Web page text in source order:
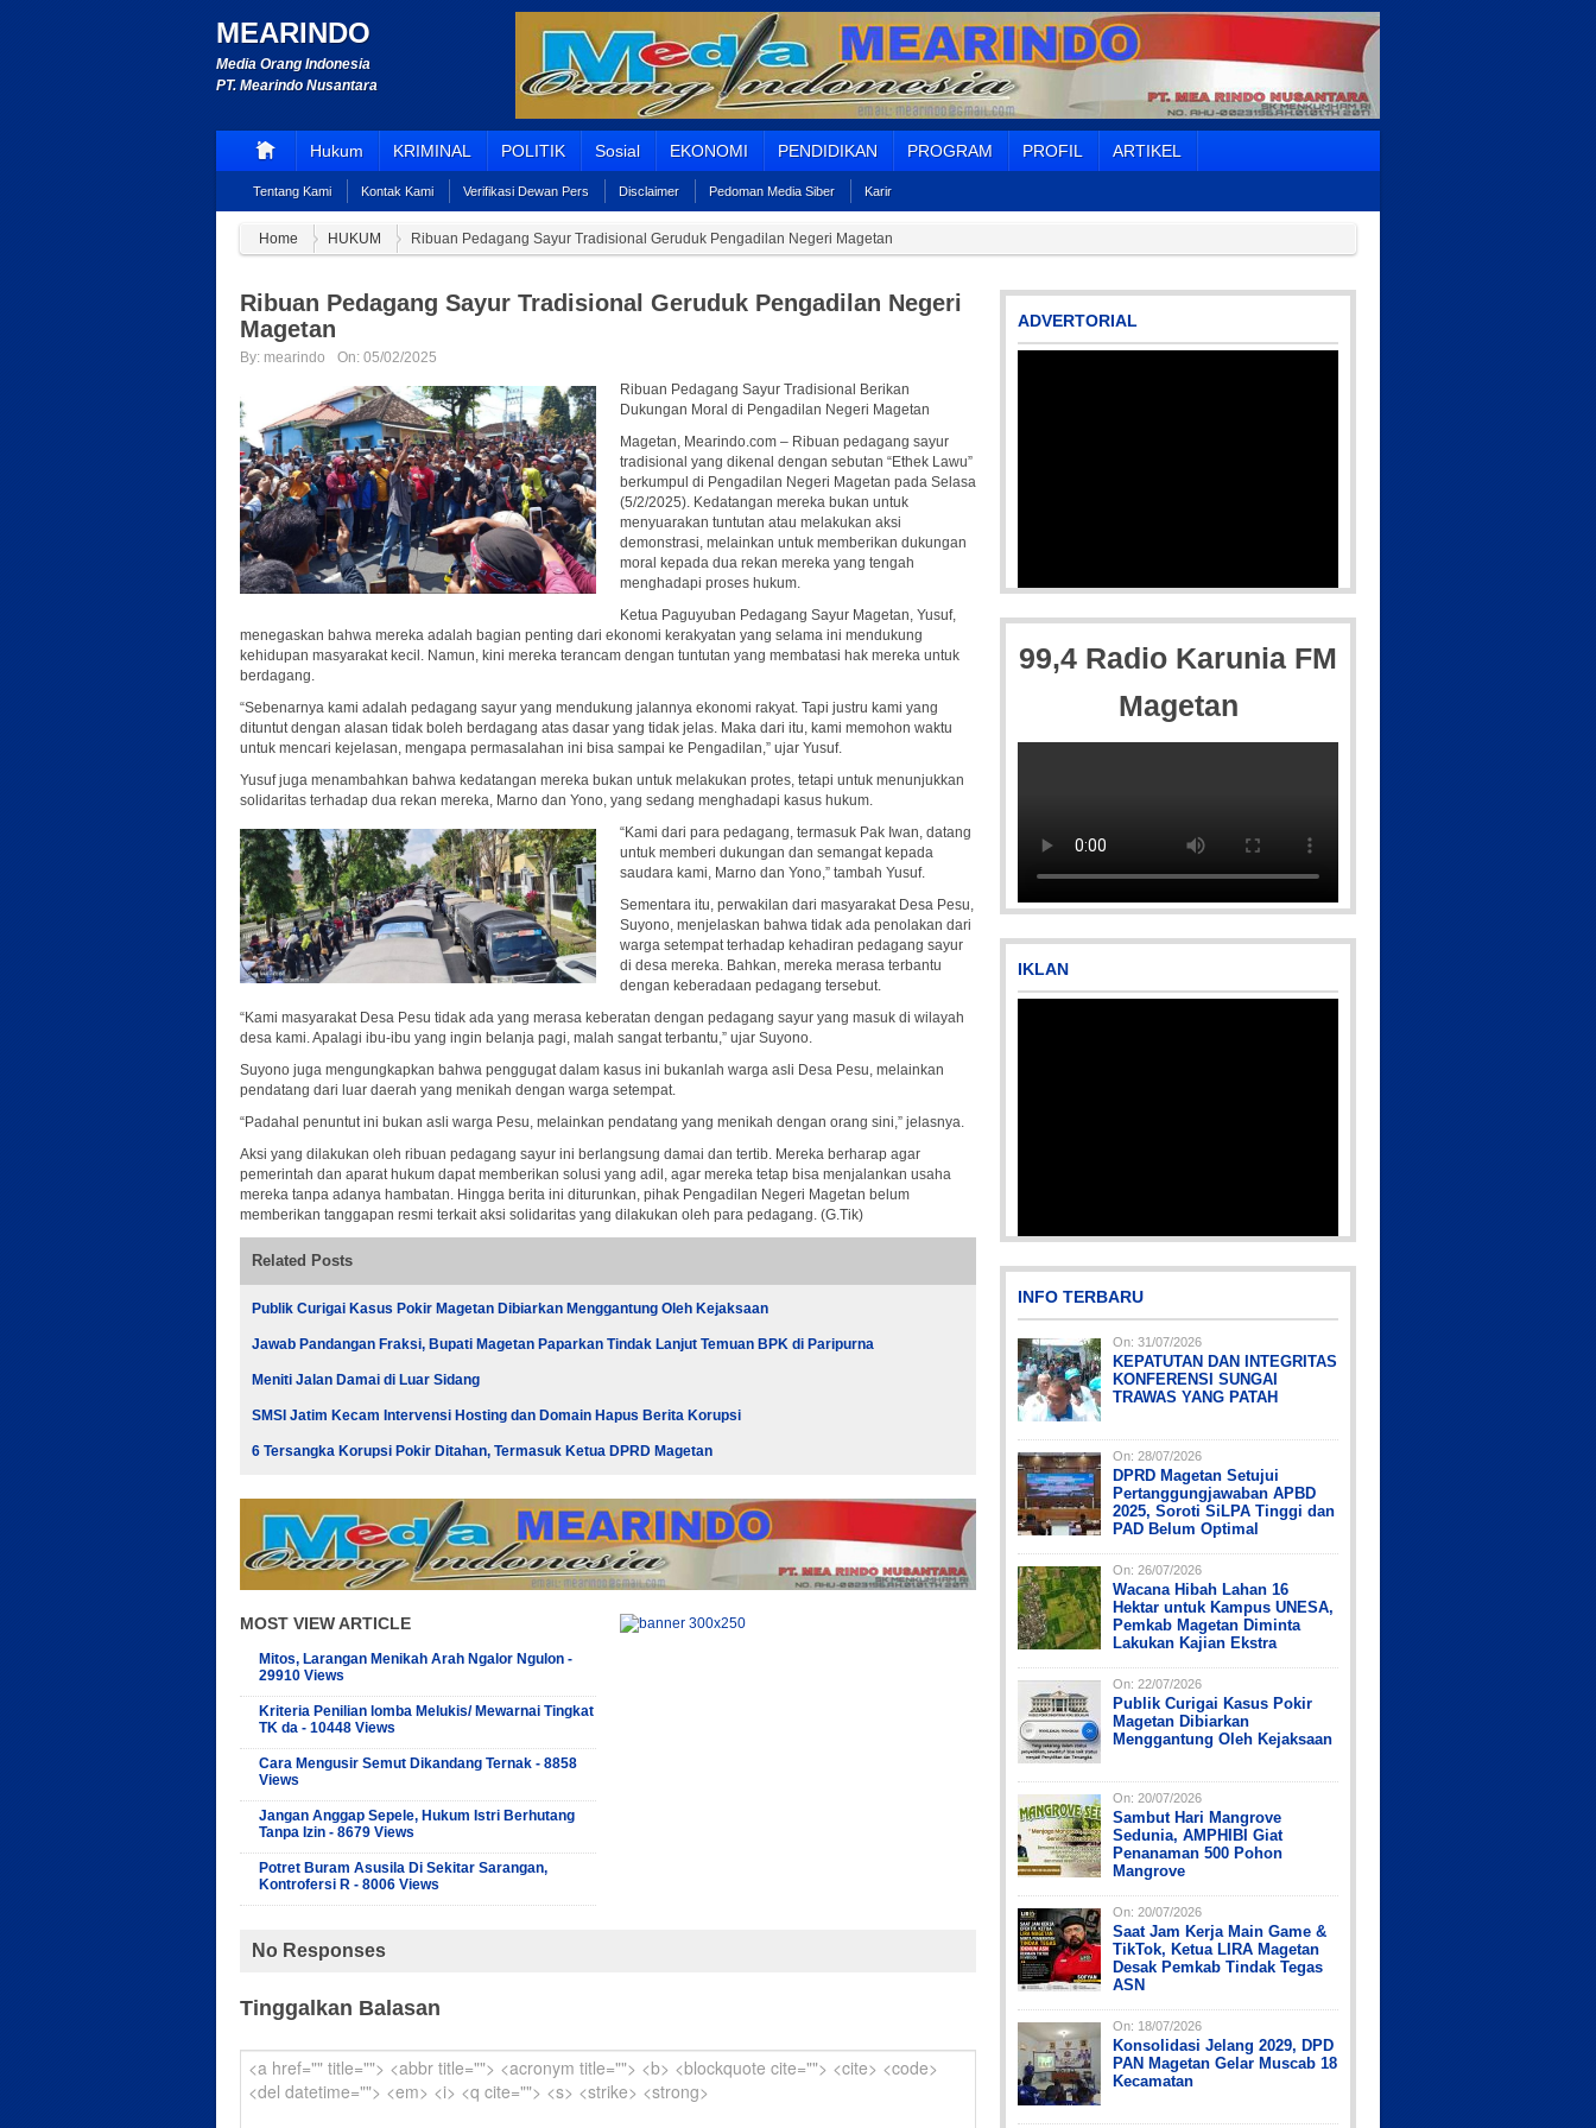
MEARINDO
Media Orang Indonesia
PT. Mearindo Nusantara
Hukum KRIMINAL POLITIK Sosial EKONOMI PENDIDIKAN PROGRAM PROFIL ARTIKEL
Tentang Kami Kontak Kami Verifikasi Dewan Pers Disclaimer Pedoman Media Siber Karir
Home HUKUM Ribuan Pedagang Sayur Tradisional Geruduk Pengadilan Negeri Magetan
Ribuan Pedagang Sayur Tradisional Geruduk Pengadilan Negeri
Magetan
By: mearindo On: 05/02/2025
Ribuan Pedagang Sayur Tradisional Berikan
Dukungan Moral di Pengadilan Negeri Magetan
Magetan, Mearindo.com – Ribuan pedagang sayur
tradisional yang dikenal dengan sebutan “Ethek Lawu”
berkumpul di Pengadilan Negeri Magetan pada Selasa
(5/2/2025). Kedatangan mereka bukan untuk
menyuarakan tuntutan atau melakukan aksi
demonstrasi, melainkan untuk memberikan dukungan
moral kepada dua rekan mereka yang tengah
menghadapi proses hukum.
Ketua Paguyuban Pedagang Sayur Magetan, Yusuf,
menegaskan bahwa mereka adalah bagian penting dari ekonomi kerakyatan yang selama ini mendukung
kehidupan masyarakat kecil. Namun, kini mereka terancam dengan tuntutan yang membatasi hak mereka untuk
berdagang.
“Sebenarnya kami adalah pedagang sayur yang mendukung jalannya ekonomi rakyat. Tapi justru kami yang
dituntut dengan alasan tidak boleh berdagang atas dasar yang tidak jelas. Maka dari itu, kami memohon waktu
untuk mencari kejelasan, mengapa permasalahan ini bisa sampai ke Pengadilan,” ujar Yusuf.
Yusuf juga menambahkan bahwa kedatangan mereka bukan untuk melakukan protes, tetapi untuk menunjukkan
solidaritas terhadap dua rekan mereka, Marno dan Yono, yang sedang menghadapi kasus hukum.
“Kami dari para pedagang, termasuk Pak Iwan, datang
untuk memberi dukungan dan semangat kepada
saudara kami, Marno dan Yono,” tambah Yusuf.
Sementara itu, perwakilan dari masyarakat Desa Pesu,
Suyono, menjelaskan bahwa tidak ada penolakan dari
warga setempat terhadap kehadiran pedagang sayur
di desa mereka. Bahkan, mereka merasa terbantu
dengan keberadaan pedagang tersebut.
“Kami masyarakat Desa Pesu tidak ada yang merasa keberatan dengan pedagang sayur yang masuk di wilayah
desa kami. Apalagi ibu-ibu yang ingin belanja pagi, malah sangat terbantu,” ujar Suyono.
Suyono juga mengungkapkan bahwa penggugat dalam kasus ini bukanlah warga asli Desa Pesu, melainkan
pendatang dari luar daerah yang menikah dengan warga setempat.
“Padahal penuntut ini bukan asli warga Pesu, melainkan pendatang yang menikah dengan orang sini,” jelasnya.
Aksi yang dilakukan oleh ribuan pedagang sayur ini berlangsung damai dan tertib. Mereka berharap agar
pemerintah dan aparat hukum dapat memberikan solusi yang adil, agar mereka tetap bisa menjalankan usaha
mereka tanpa adanya hambatan. Hingga berita ini diturunkan, pihak Pengadilan Negeri Magetan belum
memberikan tanggapan resmi terkait aksi solidaritas yang dilakukan oleh para pedagang. (G.Tik)
Related Posts
Publik Curigai Kasus Pokir Magetan Dibiarkan Menggantung Oleh Kejaksaan
Jawab Pandangan Fraksi, Bupati Magetan Paparkan Tindak Lanjut Temuan BPK di Paripurna
Meniti Jalan Damai di Luar Sidang
SMSI Jatim Kecam Intervensi Hosting dan Domain Hapus Berita Korupsi
6 Tersangka Korupsi Pokir Ditahan, Termasuk Ketua DPRD Magetan
MOST VIEW ARTICLE
Mitos, Larangan Menikah Arah Ngalor Ngulon -
29910 Views
Kriteria Penilian lomba Melukis/ Mewarnai Tingkat
TK da - 10448 Views
Cara Mengusir Semut Dikandang Ternak - 8858
Views
Jangan Anggap Sepele, Hukum Istri Berhutang
Tanpa Izin - 8679 Views
Potret Buram Asusila Di Sekitar Sarangan,
Kontrofersi R - 8006 Views
No Responses
Tinggalkan Balasan
ADVERTORIAL
99,4 Radio Karunia FM
Magetan
IKLAN
INFO TERBARU
On: 31/07/2026
KEPATUTAN DAN INTEGRITAS
KONFERENSI SUNGAI
TRAWAS YANG PATAH
On: 28/07/2026
DPRD Magetan Setujui
Pertanggungjawaban APBD
2025, Soroti SiLPA Tinggi dan
PAD Belum Optimal
On: 26/07/2026
Wacana Hibah Lahan 16
Hektar untuk Kampus UNESA,
Pemkab Magetan Diminta
Lakukan Kajian Ekstra
On: 22/07/2026
Publik Curigai Kasus Pokir
Magetan Dibiarkan
Menggantung Oleh Kejaksaan
On: 20/07/2026
Sambut Hari Mangrove
Sedunia, AMPHIBI Giat
Penanaman 500 Pohon
Mangrove
On: 20/07/2026
Saat Jam Kerja Main Game &
TikTok, Ketua LIRA Magetan
Desak Pemkab Tindak Tegas
ASN
On: 18/07/2026
Konsolidasi Jelang 2029, DPD
PAN Magetan Gelar Muscab 18
Kecamatan